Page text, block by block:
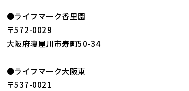
●ライフマーク香里園
〒572-0029
大阪府寝屋川市寿町50-34
●ライフマーク大阪東
〒537-0021